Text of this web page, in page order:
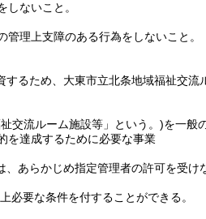
ないこと。
理上支障のある行為をしないこと。
るため、大東市立北条地域福祉交流
交流ルーム施設等」という。)を一般
を達成するために必要な事業
あらかじめ指定管理者の許可を受け
必要な条件を付することができる。